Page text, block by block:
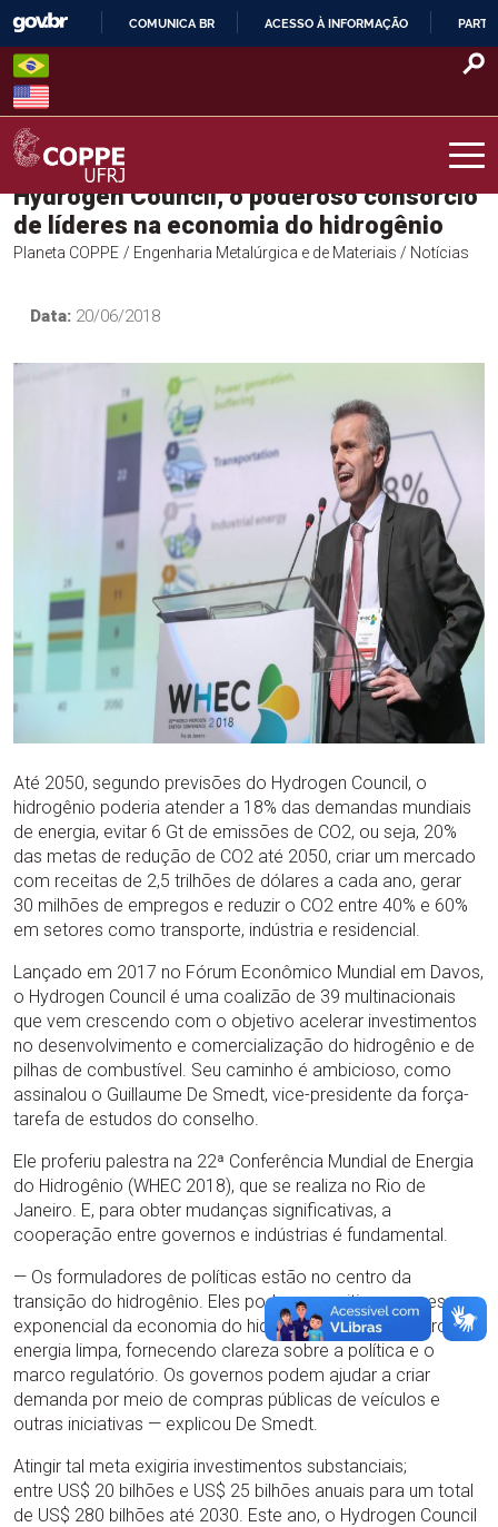
Skip
content
O
COMUNICA BR ACESSO À INFORMAÇÃO
COPPE – UFRJ
Hydrogen Council, o poderoso consórcio
de líderes na economia do hidrogênio
Planeta COPPE / Engenharia Metalúrgica e de Materiais / Notícias
Data: 20/06/2018
Até 2050, segundo previsões do Hydrogen Council, o
hidrogênio poderia atender a 18% das demandas mundiais
de energia, evitar 6 Gt de emissões de CO2, ou seja, 20%
das metas de redução de CO2 até 2050, criar um mercado
com receitas de 2,5 trilhões de dólares a cada ano, gerar
30 milhões de empregos e reduzir o CO2 entre 40% e 60%
em setores como transporte, indústria e residencial.
Lançado em 2017 no Fórum Econômico Mundial em Davos,
o Hydrogen Council é uma coalizão de 39 multinacionais
que vem crescendo com o objetivo acelerar investimentos
no desenvolvimento e comercialização do hidrogênio e de
pilhas de combustível. Seu caminho é ambicioso, como
assinalou o Guillaume De Smedt, vice-presidente da força-
tarefa de estudos do conselho.
Ele proferiu palestra na 22ª Conferência Mundial de Energia
do Hidrogênio (WHEC 2018), que se realiza no Rio de
Janeiro. E, para obter mudanças significativas, a
cooperação entre governos e indústrias é fundamental.
— Os formuladores de políticas estão no centro da
transição do hidrogênio. Eles podem permitir o progresso
exponencial da economia do hidrogênio para um futuro de
energia limpa, fornecendo clareza sobre a política e o
marco regulatório. Os governos podem ajudar a criar
demanda por meio de compras públicas de veículos e
outras iniciativas — explicou De Smedt.
Atingir tal meta exigiria investimentos substanciais;
entre US$ 20 bilhões e US$ 25 bilhões anuais para um total
de US$ 280 bilhões até 2030. Este ano, o Hydrogen Council